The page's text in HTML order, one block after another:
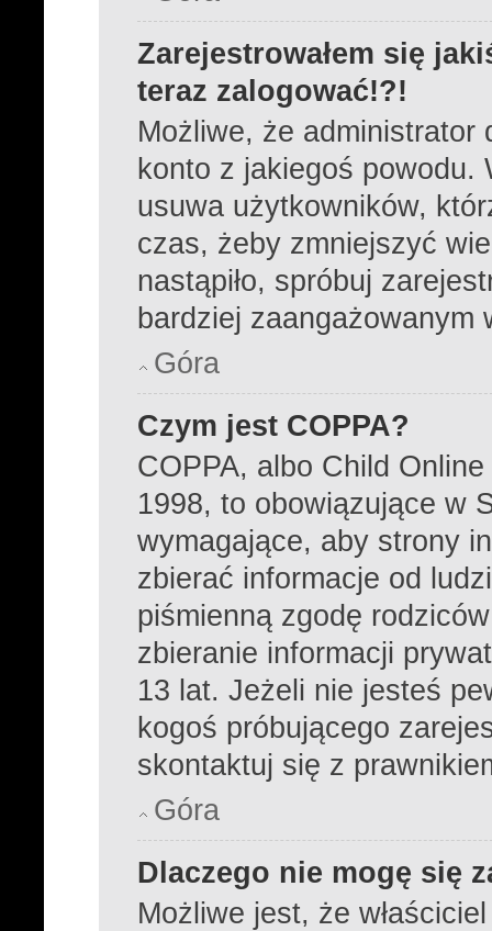
Zarejestrowałem się
teraz zalogować!?!
Możliwe, że administrator
konto z jakiegoś powodu.
usuwa użytkowników,
czas, żeby zmniejszyć
nastąpiło, spróbuj
bardziej zaangażowanym
Góra
Czym jest COPPA?
COPPA, albo Child
1998, to obowiązujące w
wymagające, aby strony
zbierać informacje od
piśmienną zgodę
zbieranie informacji
13 lat. Jeżeli nie jesteś
kogoś próbującego
skontaktuj się z
Góra
Dlaczego nie mogę się
Możliwe jest, że